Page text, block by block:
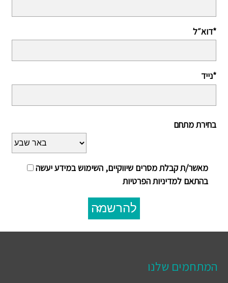
דוא״ל*
נייד*
בחירת מתחם
מאשר/ת קבלת מסרים שיווקיים, השימוש במידע יעשה
בהתאם למדיניות הפרטיות
להרשמה
המתחמים שלנו